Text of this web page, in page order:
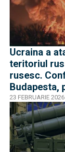
Ucraina a
teritoriul
rusesc.
Budapesta,
23 FEBRUARIE 2026